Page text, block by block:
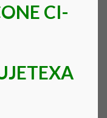
CI-